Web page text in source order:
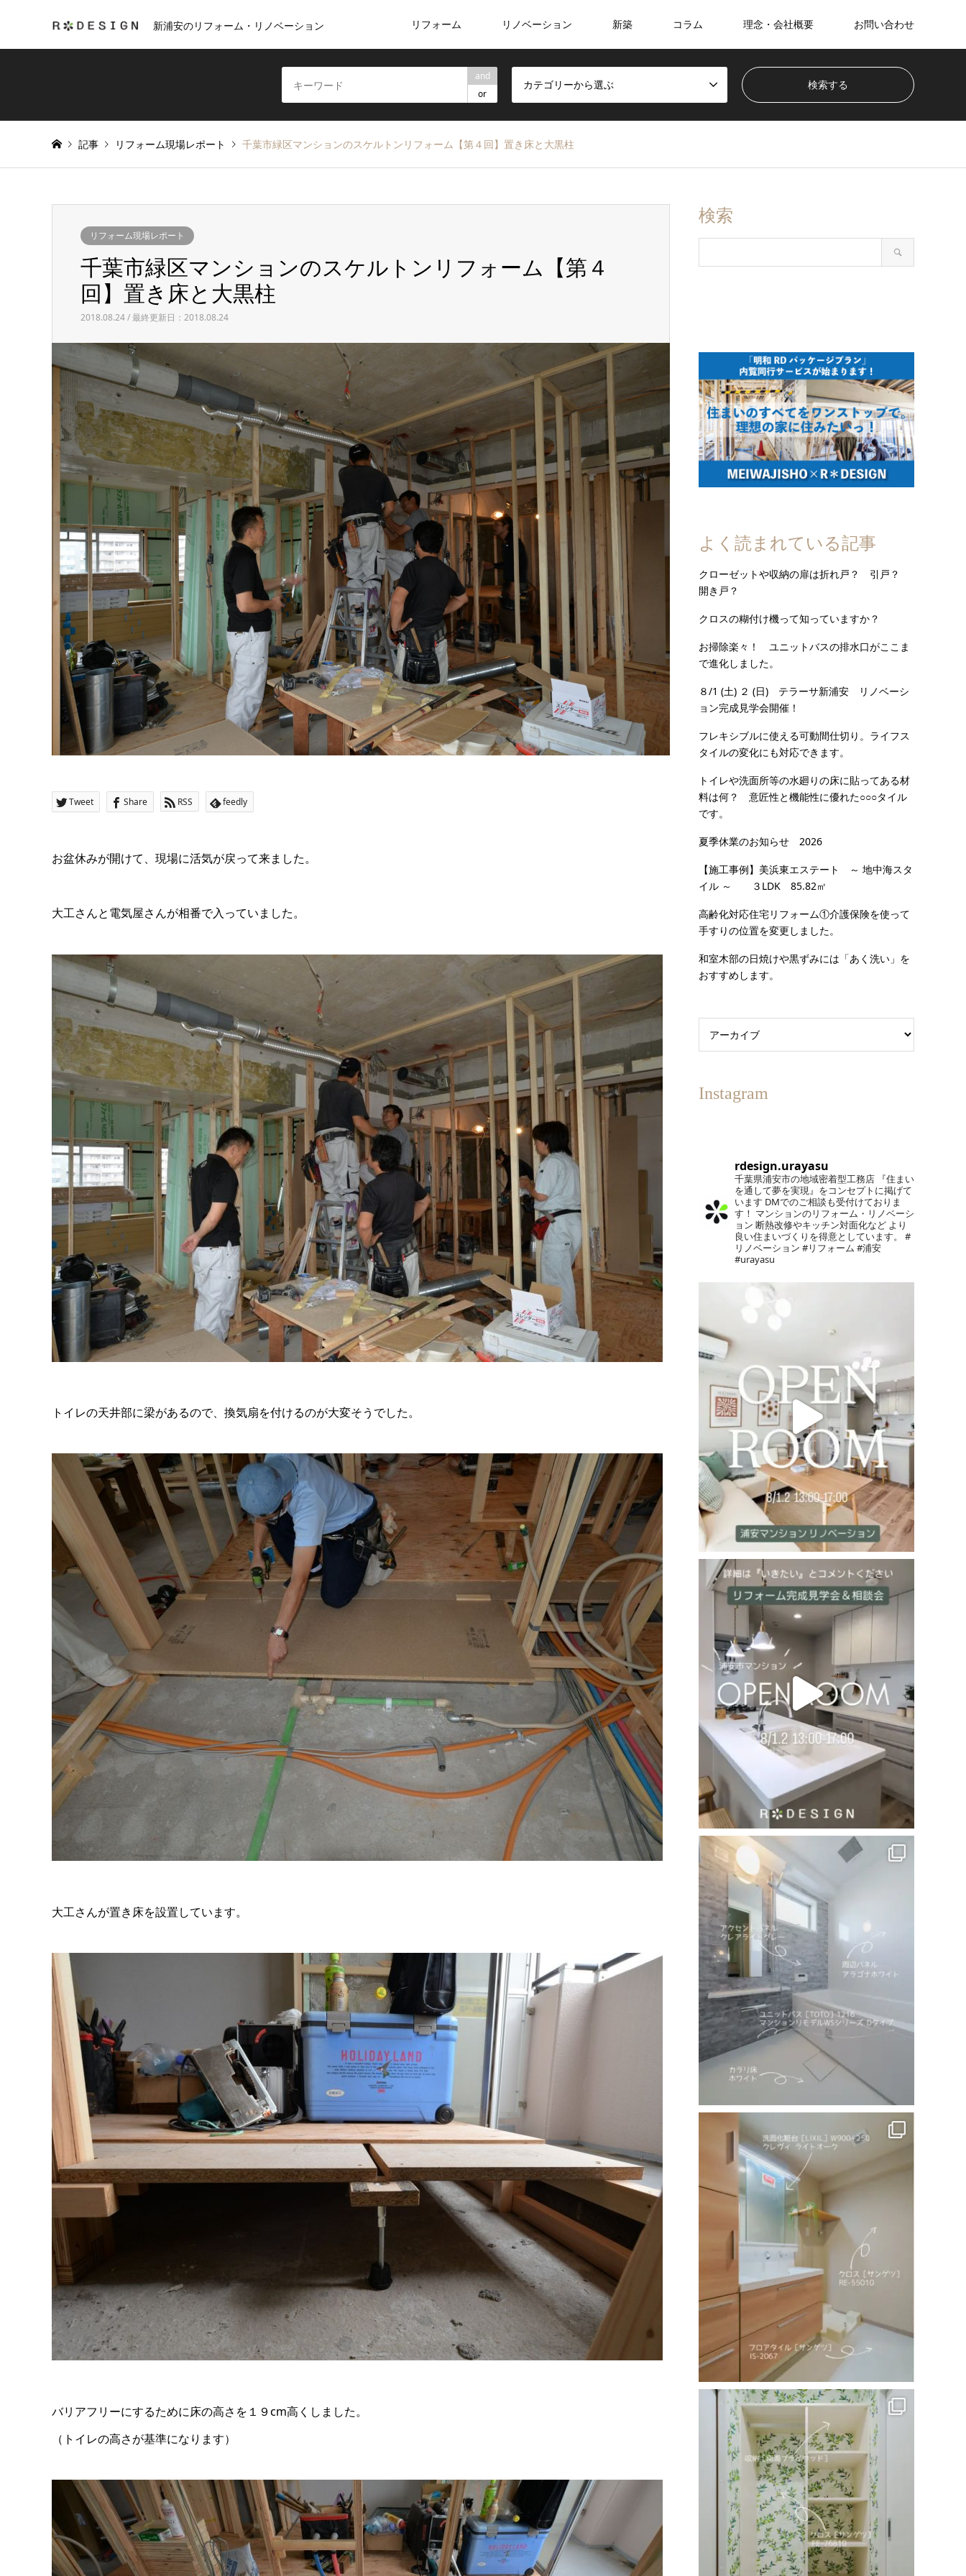
新浦安のリフォーム・リノベーション リフォーム リノベーション 新築 コラム 理念・会社概要 お問い合わせ
and
or
カテゴリーから選ぶ
記事 リフォーム現場レポート 千葉市緑区マンションのスケルトンリフォーム【第４回】置き床と大黒柱
リフォーム現場レポート
千葉市緑区マンションのスケルトンリフォーム【第４
回】置き床と大黒柱
2018.08.24 / 最終更新日：2018.08.24
Tweet Share RSS feedly
お盆休みが開けて、現場に活気が戻って来ました。
大工さんと電気屋さんが相番で入っていました。
トイレの天井部に梁があるので、換気扇を付けるのが大変そうでした。
大工さんが置き床を設置しています。
バリアフリーにするために床の高さを１９cm高くしました。
（トイレの高さが基準になります）
検索
よく読まれている記事
クローゼットや収納の扉は折れ戸？ 引戸？
開き戸？
クロスの糊付け機って知っていますか？
お掃除楽々！ ユニットバスの排水口がここま
で進化しました。
８/1 (土) ２ (日) テラーサ新浦安 リノベーシ
ョン完成見学会開催！
フレキシブルに使える可動間仕切り。ライフス
タイルの変化にも対応できます。
トイレや洗面所等の水廻りの床に貼ってある材
料は何？ 意匠性と機能性に優れた○○○タイル
です。
夏季休業のお知らせ 2026
【施工事例】美浜東エステート ～ 地中海スタ
イル ～ ３LDK 85.82㎡
高齢化対応住宅リフォーム①介護保険を使って
手すりの位置を変更しました。
和室木部の日焼けや黒ずみには「あく洗い」を
おすすめします。
Instagram
rdesign.urayasu
千葉県浦安市の地域密着型工務店 『住まい
を通して夢を実現』をコンセプトに掲げて
います DMでのご相談も受付けておりま
す！ マンションのリフォーム・リノベーシ
ョン 断熱改修やキッチン対面化など より
良い住まいづくりを得意としています。
#
リノベーション #リフォーム #浦安
#urayasu